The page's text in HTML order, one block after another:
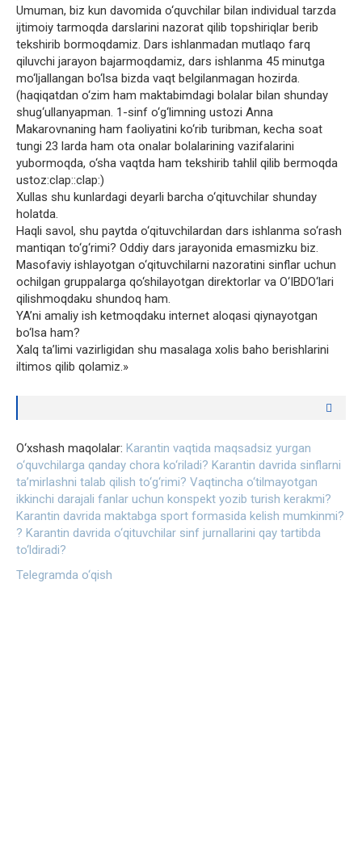
Umuman, biz kun davomida o‘quvchilar bilan individual tarzda
ijtimoiy tarmoqda darslarini nazorat qilib topshiriqlar berib
tekshirib bormoqdamiz. Dars ishlanmadan mutlaqo farq
qiluvchi jarayon bajarmoqdamiz, dars ishlanma 45 minutga
mo‘ljallangan bo‘lsa bizda vaqt belgilanmagan hozirda.
(haqiqatdan o‘zim ham maktabimdagi bolalar bilan shunday
shug‘ullanyapman. 1-sinf o‘g‘limning ustozi Anna
Makarovnaning ham faoliyatini ko‘rib turibman, kecha soat
tungi 23 larda ham ota onalar bolalarining vazifalarini
yubormoqda, o‘sha vaqtda ham tekshirib tahlil qilib bermoqda
ustoz:clap::clap:)
Xullas shu kunlardagi deyarli barcha o‘qituvchilar shunday
holatda.
Haqli savol, shu paytda o‘qituvchilardan dars ishlanma so‘rash
mantiqan to‘g‘rimi? Oddiy dars jarayonida emasmizku biz.
Masofaviy ishlayotgan o‘qituvchilarni nazoratini sinflar uchun
ochilgan gruppalarga qo‘shilayotgan direktorlar va O‘IBDO‘lari
qilishmoqdaku shundoq ham.
YA’ni amaliy ish ketmoqdaku internet aloqasi qiynayotgan
bo‘lsa ham?
Xalq ta’limi vazirligidan shu masalaga xolis baho berishlarini
iltimos qilib qolamiz.»
O‘xshash maqolalar: Karantin vaqtida maqsadsiz yurgan
o‘quvchilarga qanday chora ko‘riladi? Karantin davrida sinflarni
ta’mirlashni talab qilish to‘g‘rimi? Vaqtincha o‘tilmayotgan
ikkinchi darajali fanlar uchun konspekt yozib turish kerakmi?
Karantin davrida maktabga sport formasida kelish mumkinmi?
? Karantin davrida o‘qituvchilar sinf jurnallarini qay tartibda
to‘ldiradi?
Telegramda o‘qish